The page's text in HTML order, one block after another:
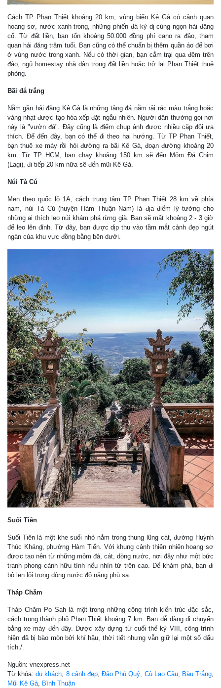
Cách TP Phan Thiết khoảng 20 km, vùng biển Kê Gà có cảnh quan
hoang sơ, nước xanh trong, những phiến đá kỳ dị cùng ngọn hải đăng
cổ. Từ đất liền, bạn tốn khoảng 50.000 đồng phí cano ra đảo, tham
quan hải đăng trăm tuổi. Bạn cũng có thể chuẩn bị thêm quần áo để bơi
ở vùng nước trong xanh. Nếu có thời gian, bạn cắm trại qua đêm trên
đảo, ngủ homestay nhà dân trong đất liền hoặc trở lại Phan Thiết thuê
phòng.
Bãi đá trắng
Nằm gần hải đăng Kê Gà là những tảng đá nằm rải rác màu trắng hoặc
vàng nhạt được tạo hóa xếp đặt ngẫu nhiên. Người dân thường gọi nơi
này là "vườn đá". Đây cũng là điểm chụp ảnh được nhiều cặp đôi ưa
thích. Để đến đây, bạn có thể đi theo hai hướng. Từ TP Phan Thiết,
bạn thuê xe máy rồi hỏi đường ra bãi Kê Gà, đoạn đường khoảng 20
km. Từ TP HCM, bạn chạy khoảng 150 km sẽ đến Mỏm Đá Chim
(Lagi), đi tiếp 20 km nữa sẽ đến mũi Kê Gà.
Núi Tà Cú
Men theo quốc lộ 1A, cách trung tâm TP Phan Thiết 28 km về phía
nam, núi Tà Cú (huyện Hàm Thuận Nam) là địa điểm lý tưởng cho
những ai thích leo núi khám phá rừng già. Bạn sẽ mất khoảng 2 - 3 giờ
để leo lên đỉnh. Từ đây, bạn được dịp thu vào tầm mắt cảnh đẹp ngút
ngàn của khu vực đồng bằng bên dưới.
Suối Tiên
Suối Tiên là một khe suối nhỏ nằm trong thung lũng cát, đường Huỳnh
Thúc Kháng, phường Hàm Tiến. Với khung cảnh thiên nhiên hoang sơ
được tạo nên từ những mỏm đá, cát, dòng nước, nơi đây như một bức
tranh phong cảnh hữu tình nếu nhìn từ trên cao. Để khám phá, bạn đi
bộ len lỏi trong dòng nước đỏ nặng phù sa.
Tháp Chăm
Tháp Chăm Po Sah là một trong những công trình kiến trúc đặc sắc,
cách trung thành phố Phan Thiết khoảng 7 km. Bạn dễ dàng di chuyển
bằng xe máy đến đây. Được xây dựng từ cuối thế kỷ VIII, công trình
hiện đã bị bào mòn bởi khí hậu, thời tiết nhưng vẫn giữ lại một số dấu
tích./.
Nguồn: vnexpress.net
Từ khóa:du khách, 8 cảnh đẹp,Đảo Phú Quý, Cù Lao Câu, Bàu Trắng,
Mũi Kê Gà, Bình Thuận